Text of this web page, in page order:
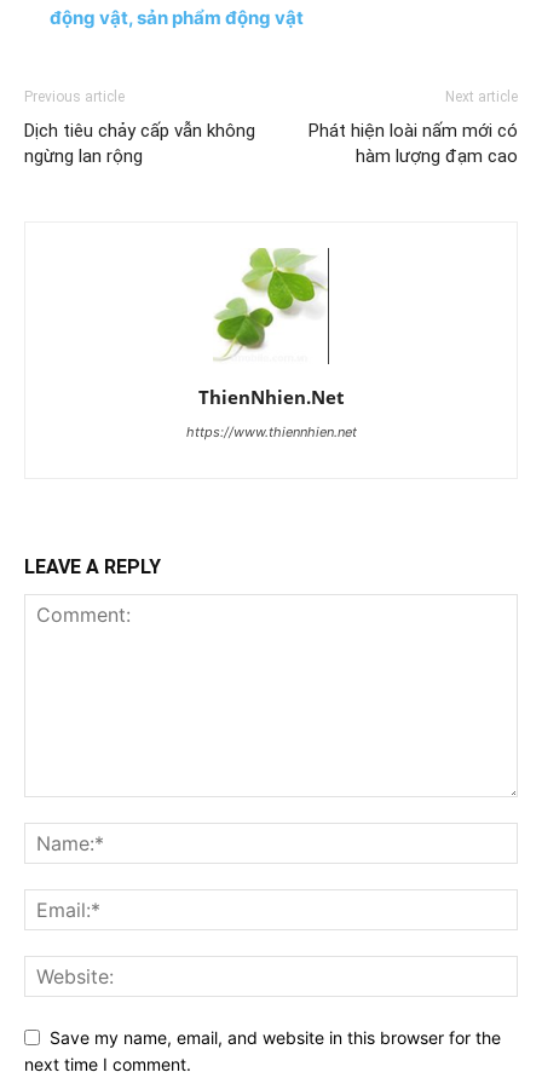
động vật, sản phẩm động vật
Previous article
Dịch tiêu chảy cấp vẫn không
ngừng lan rộng
Next article
Phát hiện loài nấm mới có
hàm lượng đạm cao
ThienNhien.Net
https://www.thiennhien.net
LEAVE A REPLY
Save my name, email, and website in this browser for the
next time I comment.